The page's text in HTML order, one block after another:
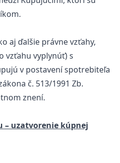
aj ďalšie právne vzťahy,
vzťahu vyplynúť) s
v postavení spotrebiteľa
č. 513/1991 Zb.
znení.
– uzatvorenie kúpnej